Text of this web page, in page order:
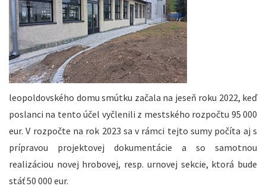
leopoldovského domu smútku začala na jeseň roku 2022, keď
poslanci na tento účel vyčlenili z mestského rozpočtu 95 000
eur. V rozpočte na rok 2023 sa v rámci tejto sumy počíta aj s
prípravou projektovej dokumentácie a so samotnou
realizáciou novej hrobovej, resp. urnovej sekcie, ktorá bude
stáť 50 000 eur.